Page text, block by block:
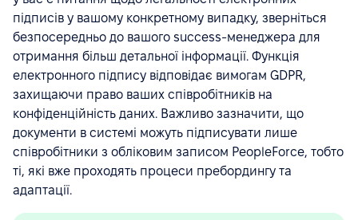
підписів у вашому конкретному випадку, зверніться
безпосередньо до вашого success-менеджера для
отримання більш детальної інформації. Функція
електронного підпису відповідає вимогам GDPR,
захищаючи право ваших співробітників на
конфіденційність даних. Важливо зазначити, що
документи в системі можуть підписувати лише
співробітники з обліковим записом PeopleForce, тобто
ті, які вже проходять процеси пребордингу та
адаптації.